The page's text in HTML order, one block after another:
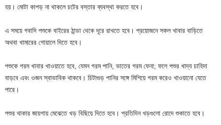
হয়। মোটা কাপড় না থাকলে চটের বস্তার ব্যবস্থা করতে হবে।
এ সময়ে গবাদি পশুকে বাইরের ঠান্ডা থেকে দূরে রাখতে হবে। প্রয়োজনে সকল খাবার বাড়িতে
অথবা খামারের গোয়ালে দিতে হবে।
পশুকে গরম খাবার খাওয়াতে হবে, যেমন গরম পানি, ভাতের গরম ফেনা; ফলে পশুর খাদ্য চাহিদা
বাড়বে এবং ওজন স্বাভাবিক থাকবে। চিটাগুড় পানির সঙ্গে মিশিয়ে গরম করেও খাওয়ানো যেতে
পারে।
পশুর থাকার জায়গায় মেঝেতে খড় বিছিয়ে দিতে হবে। প্রতিদিন খড়গুলো রোদে শুকাতে হবে।